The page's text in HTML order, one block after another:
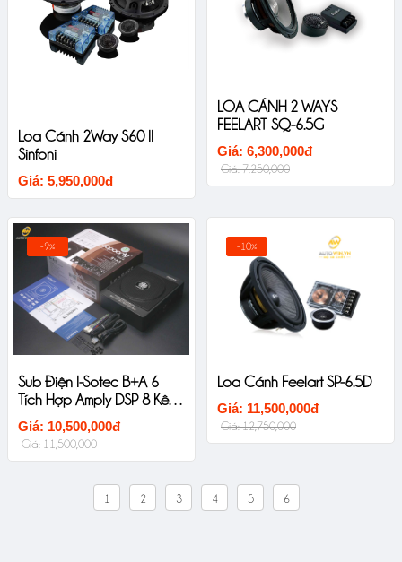
Loa Cánh 2Way S60 II
Sinfoni
Giá: 5,950,000đ
LOA CÁNH 2 WAYS
FEELART SQ-6.5G
Giá: 6,300,000đ
Giá: 7,250,000
-9%
Sub Điện I-Sotec B+A 6
Tích Hợp Amply DSP 8 Kênh
Ô Tô Cao Cấp
Giá: 10,500,000đ
Giá: 11,500,000
-10%
Loa Cánh Feelart SP-6.5D
Giá: 11,500,000đ
Giá: 12,750,000
1 2 3 4 5 6